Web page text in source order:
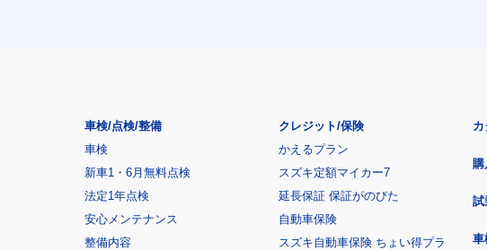
車検/点検/整備
車検
新車1・6月無料点検
法定1年点検
安心メンテナンス
整備内容
クレジット/保険
かえるプラン
スズキ定額マイカー7
延長保証 保証がのびた
自動車保険
スズキ自動車保険 ちょい得プラ
試
車